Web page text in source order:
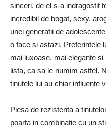
sinceri, de el s-a indragostit
incredibil de bogat, sexy,
unei generatii de
o face si astazi. Preferintele
mai luxoase, mai elegante
lista, ca sa le numim astfel.
tinutele lui au chiar influente
Piesa de rezistenta a
poarta in combinatie cu un